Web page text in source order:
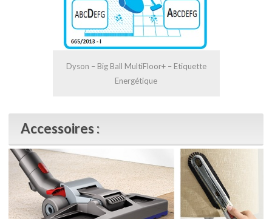
Dyson – Big Ball MultiFloor+ – Etiquette
Energétique
Accessoires :